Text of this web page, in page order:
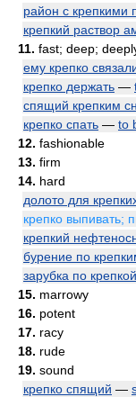
район с крепкими
крепкий раствор
11. fast; deep;
ему крепко
крепко держать —
спящий крепким
крепко спать — to
12. fashionable
13. firm
14. hard
долото для
крепко выпивать;
крепкий
бурение по
зарубка по
15. marrowy
16. potent
17. racy
18. rude
19. sound
крепко спящий —